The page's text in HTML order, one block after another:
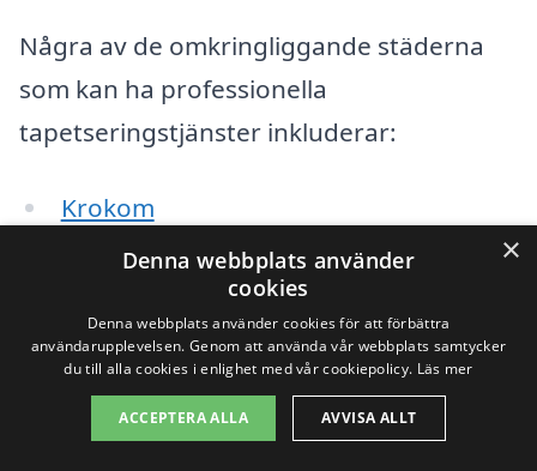
Några av de omkringliggande städerna
som kan ha professionella
tapetseringstjänster inkluderar:
Krokom
Borgsjö
Nässjö
Frösön
Östersund
×
Denna webbplats använder
cookies
Denna webbplats använder cookies för att förbättra
användarupplevelsen. Genom att använda vår webbplats samtycker
du till alla cookies i enlighet med vår cookiepolicy. Läs mer
ACCEPTERA ALLA AVVISA ALLT